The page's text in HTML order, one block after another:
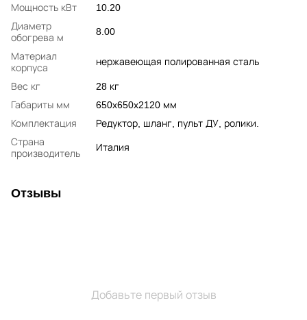
Мощность кВт
10.20
Диаметр
обогрева м
8.00
Материал
корпуса
нержавеющая полированная сталь
Вес кг
28 кг
Габариты мм
650x650x2120 мм
Комплектация
Редуктор, шланг, пульт ДУ, ролики.
Страна
производитель
Италия
Отзывы
Добавьте первый отзыв